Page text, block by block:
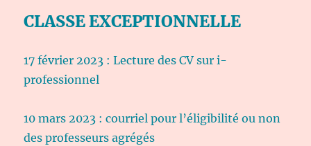
CLASSE EXCEPTIONNELLE
17 février 2023 : Lecture des CV sur i-
professionnel
10 mars 2023 : courriel pour l’éligibilité ou non
des professeurs agrégés